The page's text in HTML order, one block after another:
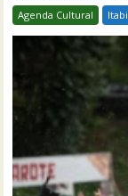
Agenda Cultural